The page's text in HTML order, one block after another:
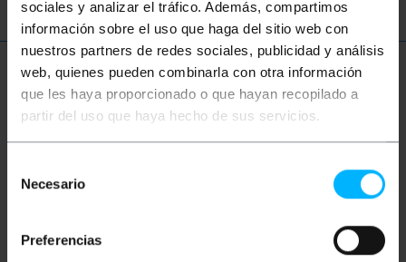
sociales y analizar el tráfico. Además, compartimos
información sobre el uso que haga del sitio web con
nuestros partners de redes sociales, publicidad y análisis
web, quienes pueden combinarla con otra información
que les haya proporcionado o que hayan recopilado a
partir del uso que haya hecho de sus servicios.
Necesario
Preferencias
Més informació
doble apantallat, flexible (silicona), OFC (Oxygen Free